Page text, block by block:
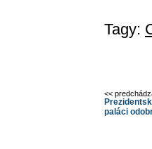
Tagy:
<<
paláci